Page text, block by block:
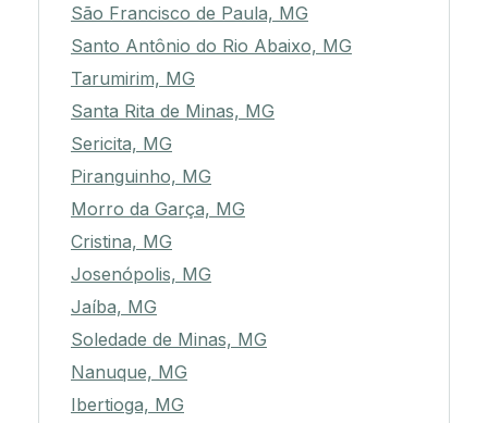
São Francisco de Paula, MG
Santo Antônio do Rio Abaixo, MG
Tarumirim, MG
Santa Rita de Minas, MG
Sericita, MG
Piranguinho, MG
Morro da Garça, MG
Cristina, MG
Josenópolis, MG
Jaíba, MG
Soledade de Minas, MG
Nanuque, MG
Ibertioga, MG